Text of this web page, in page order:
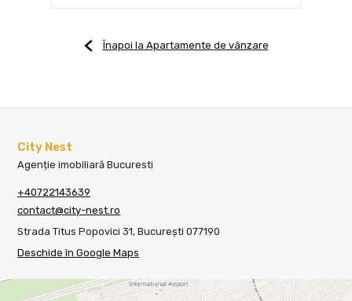
Înapoi la Apartamente de vânzare
City Nest
Agenție imobiliară Bucuresti
+40722143639
contact@city-nest.ro
Strada Titus Popovici 31, București 077190
Deschide în Google Maps